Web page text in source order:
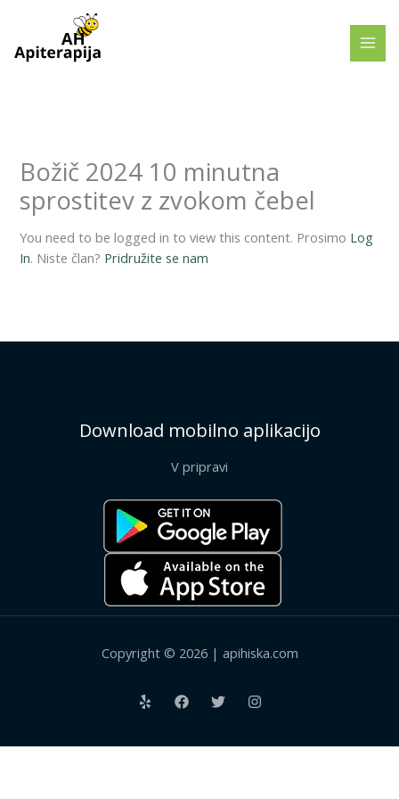
content
Božič 2024 10 minutna
sprostitev z zvokom čebel
You need to be logged in to view this content. Prosimo Log
In. Niste član? Pridružite se nam
Download mobilno aplikacijo
V pripravi
Copyright © 2026 | apihiska.com